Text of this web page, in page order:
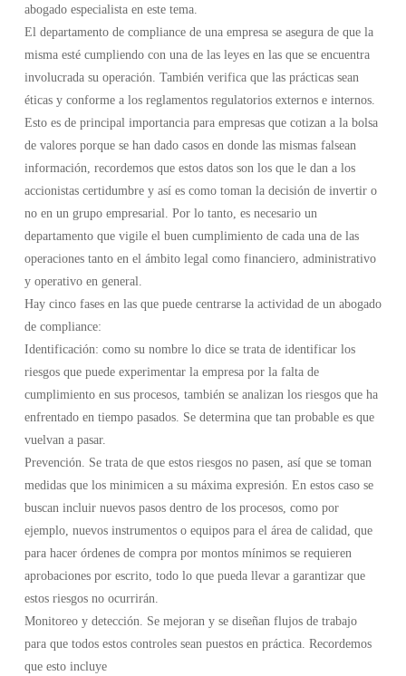
abogado especialista en este tema.
El departamento de compliance de una empresa se asegura de que la
misma esté cumpliendo con una de las leyes en las que se encuentra
involucrada su operación. También verifica que las prácticas sean
éticas y conforme a los reglamentos regulatorios externos e internos.
Esto es de principal importancia para empresas que cotizan a la bolsa
de valores porque se han dado casos en donde las mismas falsean
información, recordemos que estos datos son los que le dan a los
accionistas certidumbre y así es como toman la decisión de invertir o
no en un grupo empresarial. Por lo tanto, es necesario un
departamento que vigile el buen cumplimiento de cada una de las
operaciones tanto en el ámbito legal como financiero, administrativo
y operativo en general.
Hay cinco fases en las que puede centrarse la actividad de un abogado
de compliance:
Identificación: como su nombre lo dice se trata de identificar los
riesgos que puede experimentar la empresa por la falta de
cumplimiento en sus procesos, también se analizan los riesgos que ha
enfrentado en tiempo pasados. Se determina que tan probable es que
vuelvan a pasar.
Prevención. Se trata de que estos riesgos no pasen, así que se toman
medidas que los minimicen a su máxima expresión. En estos caso se
buscan incluir nuevos pasos dentro de los procesos, como por
ejemplo, nuevos instrumentos o equipos para el área de calidad, que
para hacer órdenes de compra por montos mínimos se requieren
aprobaciones por escrito, todo lo que pueda llevar a garantizar que
estos riesgos no ocurrirán.
Monitoreo y detección. Se mejoran y se diseñan flujos de trabajo
para que todos estos controles sean puestos en práctica. Recordemos
que esto incluye